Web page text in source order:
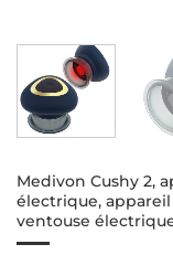
Medivon Cushy 2,
électrique,
ventouse